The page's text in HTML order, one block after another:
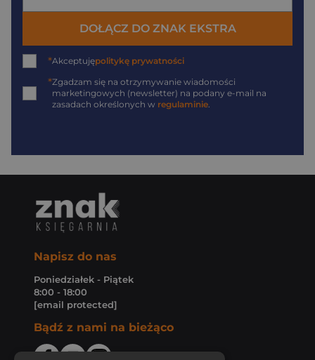
DOŁĄCZ DO ZNAK EKSTRA
*Akceptujępolitykę prywatności
*Zgadzam się na otrzymywanie wiadomości
marketingowych (newsletter) na podany e-mail na
zasadach określonych w regulaminie.
Napisz do nas
Poniedziałek - Piątek
8:00 - 18:00
[email protected]
Bądź z nami na bieżąco